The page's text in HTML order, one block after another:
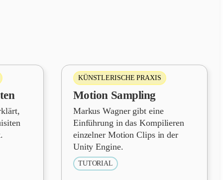
KÜNSTLERISCHE PRAXIS
Motion Sampling
Markus Wagner gibt eine
Einführung in das Kompilieren
einzelner Motion Clips in der
Unity Engine.
TUTORIAL